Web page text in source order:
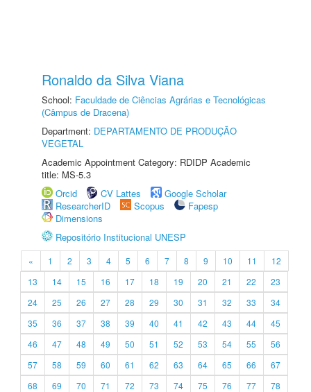
Ronaldo da Silva Viana
School: Faculdade de Ciências Agrárias e Tecnológicas
(Câmpus de Dracena)
Department: DEPARTAMENTO DE PRODUÇÃO
VEGETAL
Academic Appointment Category: RDIDP Academic
title: MS-5.3
Orcid
CV Lattes
Google Scholar
ResearcherID
Scopus
Fapesp
Dimensions
Repositório Institucional UNESP
« 1 2 3 4 5 6 7 8 9 10 11
12
13
14 15 16 17 18 19 20 21 22
23
24
25 26 27 28 29 30 31 32 33
34
35
36 37 38 39 40 41 42 43 44
45
46
47 48 49 50 51 52 53 54 55
56
57
58 59 60 61 62 63 64 65 66
67
68
69 70 71 72 73 74 75 76 77
78